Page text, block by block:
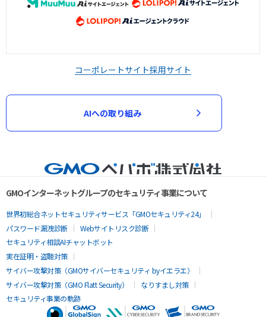
コーポレートサイト採用サイト
AIへの取り組み
GMOインターネットグループのセキュリティ事業について
世界初総合ネットセキュリティサービス「GMOセキュリティ24」
パスワード漏洩診断
Webサイトリスク診断
セキュリティ相談AIチャットボット
実在証明・盗聴対策
サイバー攻撃対策（GMOサイバーセキュリティ byイエラエ）
サイバー攻撃対策（GMO Flatt Security）
なりすまし対策
セキュリティ事業の軌跡